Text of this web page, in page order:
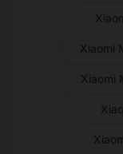
Xiaomi
Xiaomi